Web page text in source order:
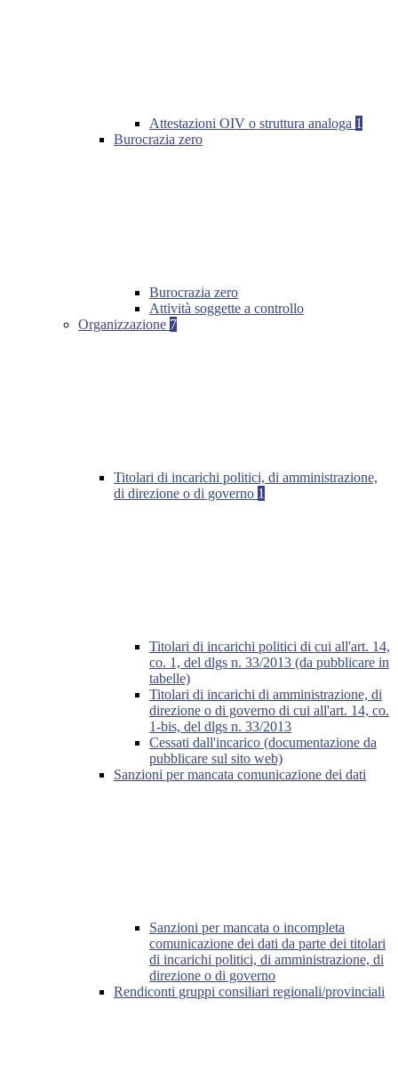
Attestazioni OIV o struttura analoga 1
Burocrazia zero
Burocrazia zero
Attività soggette a controllo
Organizzazione 7
Titolari di incarichi politici, di amministrazione,
di direzione o di governo 1
Titolari di incarichi politici di cui all'art. 14,
co. 1, del dlgs n. 33/2013 (da pubblicare in
tabelle)
Titolari di incarichi di amministrazione, di
direzione o di governo di cui all'art. 14, co.
1-bis, del dlgs n. 33/2013
Cessati dall'incarico (documentazione da
pubblicare sul sito web)
Sanzioni per mancata comunicazione dei dati
Sanzioni per mancata o incompleta
comunicazione dei dati da parte dei titolari
di incarichi politici, di amministrazione, di
direzione o di governo
Rendiconti gruppi consiliari regionali/provinciali